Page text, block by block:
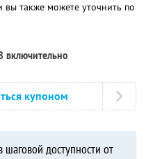
также можете уточнить по
включительно
купоном
доступности от